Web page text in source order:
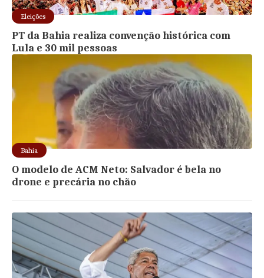
Eleições
PT da Bahia realiza convenção histórica com
Lula e 30 mil pessoas
Bahia
O modelo de ACM Neto: Salvador é bela no
drone e precária no chão